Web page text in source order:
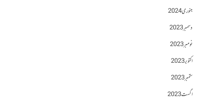
جنوری 2024
دسمبر 2023
نومبر 2023
اکتوبر 2023
ستمبر 2023
اگست 2023